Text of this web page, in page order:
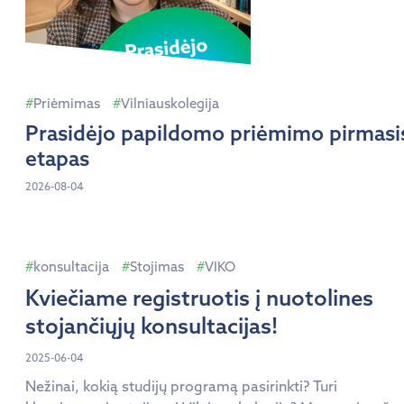
Priėmimas Vilniauskolegija
Prasidėjo papildomo priėmimo
etapas
2026-08-04
konsultacija Stojimas VIKO
Kviečiame registruotis į nuotolines
stojančiųjų konsultacijas!
2025-06-04
Nežinai, kokią studijų programą pasirinkti? Turi